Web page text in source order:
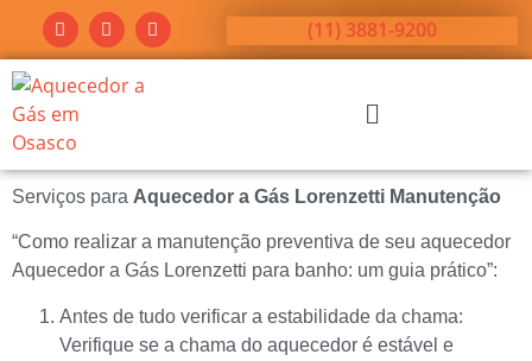
(11) 3881-9200
Serviços para Aquecedor a Gás Lorenzetti Manutenção
“Como realizar a manutenção preventiva de seu aquecedor
Aquecedor a Gás Lorenzetti para banho: um guia prático”:
Antes de tudo verificar a estabilidade da chama:
Verifique se a chama do aquecedor é estável e